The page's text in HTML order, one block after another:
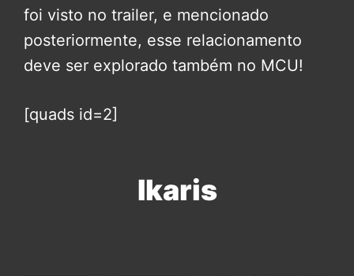
foi visto no trailer, e mencionado
posteriormente, esse relacionamento
deve ser explorado também no MCU!
[quads id=2]
Ikaris